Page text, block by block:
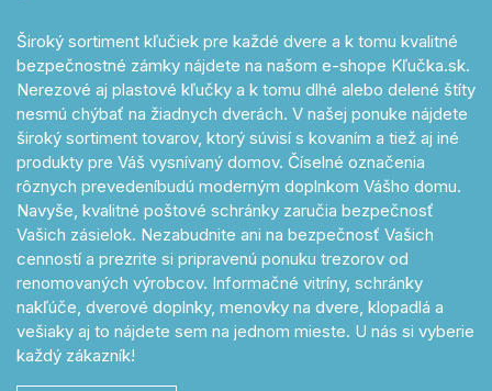
Široký sortiment kľučiek pre každé dvere a k tomu kvalitné
bezpečnostné zámky nájdete na našom e-shope Kľučka.sk.
Nerezové aj plastové kľučky a k tomu dlhé alebo delené štíty
nesmú chýbať na žiadnych dverách. V našej ponuke nájdete
široký sortiment tovarov, ktorý súvisí s kovaním a tiež aj iné
produkty pre Váš vysnívaný domov. Číselné označenia
rôznych prevedeníbudú moderným doplnkom Vášho domu.
Navyše, kvalitné poštové schránky zaručia bezpečnosť
Vašich zásielok. Nezabudnite ani na bezpečnosť Vašich
cenností a prezrite si pripravenú ponuku trezorov od
renomovaných výrobcov. Informačné vitríny, schránky
nakľúče, dverové doplnky, menovky na dvere, klopadlá a
vešiaky aj to nájdete sem na jednom mieste. U nás si vyberie
každý zákazník!